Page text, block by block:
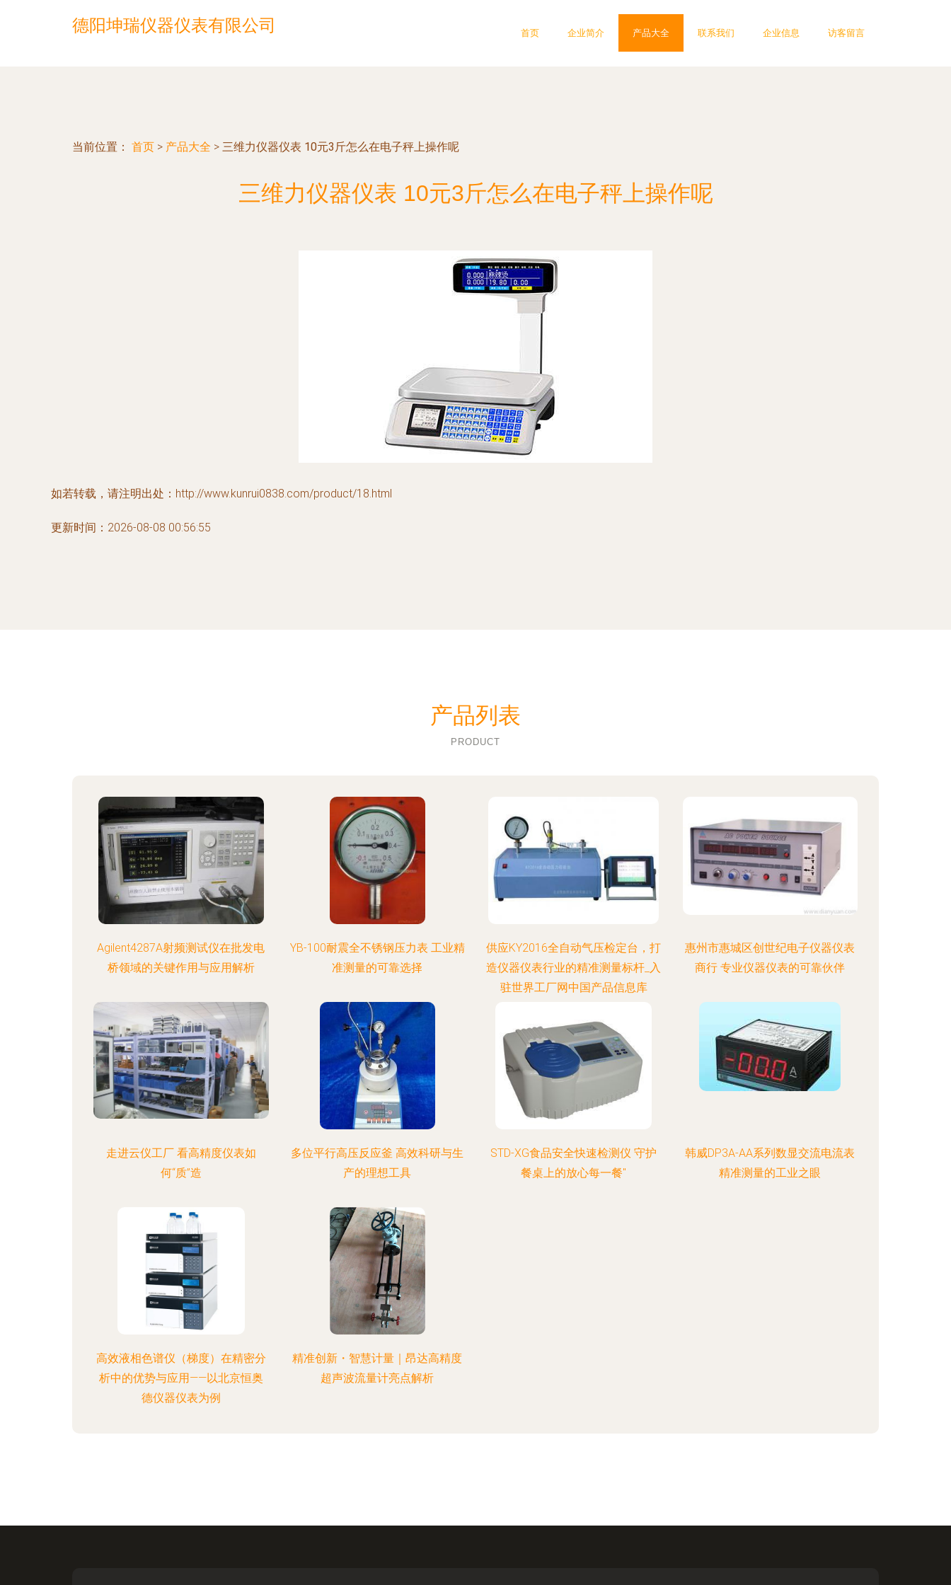
德阳坤瑞仪器仪表有限公司 首页 企业简介 产品大全 联系我们 企业信息 访客留言
当前位置： 首页 > 产品大全 > 三维力仪器仪表 10元3斤怎么在电子秤上操作呢
三维力仪器仪表 10元3斤怎么在电子秤上操作呢
如若转载，请注明出处：http://www.kunrui0838.com/product/18.html
更新时间：2026-08-08 00:56:55
产品列表
PRODUCT
Agilent4287A射频测试仪在批发电
桥领域的关键作用与应用解析
YB-100耐震全不锈钢压力表 工业精
准测量的可靠选择
供应KY2016全自动气压检定台，打
造仪器仪表行业的精准测量标杆_入
驻世界工厂网中国产品信息库
惠州市惠城区创世纪电子仪器仪表
商行 专业仪器仪表的可靠伙伴
走进云仪工厂 看高精度仪表如
何“质”造
多位平行高压反应釜 高效科研与生
产的理想工具
STD-XG食品安全快速检测仪 守护
餐桌上的放心每一餐"
韩威DP3A-AA系列数显交流电流表
精准测量的工业之眼
高效液相色谱仪（梯度）在精密分
析中的优势与应用——以北京恒奥
德仪器仪表为例
精准创新・智慧计量｜昂达高精度
超声波流量计亮点解析